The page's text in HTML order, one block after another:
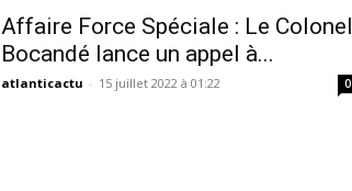
Affaire Force Spéciale : Le Colonel
Bocandé lance un appel à...
atlanticactu - 15 juillet 2022 à 01:22 0